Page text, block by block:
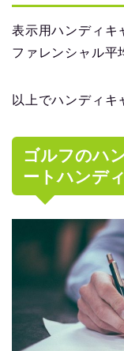
表示用ハンディキ
ファレンシャル平
以上でハンディキ
ゴルフのハ
ートハンデ